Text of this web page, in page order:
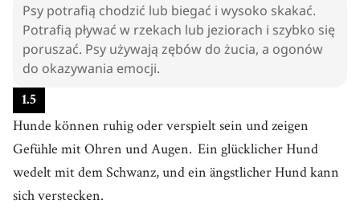
Psy potrafią chodzić lub biegać i wysoko skakać.
Potrafią pływać w rzekach lub jeziorach i szybko się
poruszać. Psy używają zębów do żucia, a ogonów
do okazywania emocji.
1.5
Hunde können ruhig oder verspielt sein und zeigen
Gefühle mit Ohren und Augen. Ein glücklicher Hund
wedelt mit dem Schwanz, und ein ängstlicher Hund kann
sich verstecken.